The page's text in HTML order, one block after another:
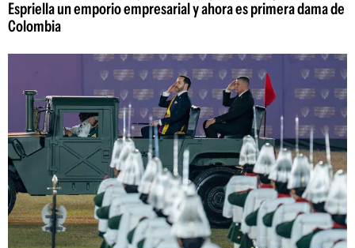
Espriella un emporio empresarial y ahora es primera dama de
Colombia